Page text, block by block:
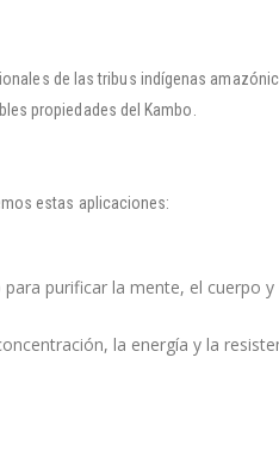
de las tribus indígenas
propiedades del Kambo.
estas aplicaciones:
purificar la mente, el cuerpo y
la energía y la